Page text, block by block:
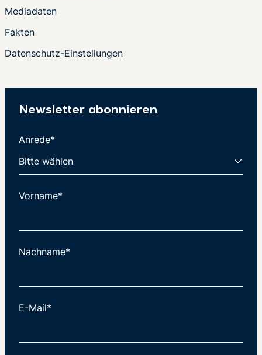
Mediadaten
Fakten
Datenschutz-Einstellungen
Newsletter abonnieren
Anrede*
Vorname*
Nachname*
E-Mail*